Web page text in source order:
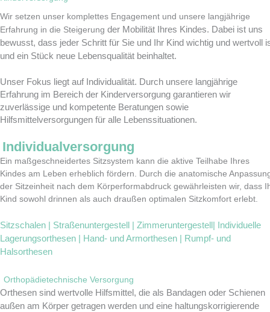
Wir setzen unser komplettes Engagement und unsere langjährige
Erfahrung in die Steigerung der Mobilität Ihres Kindes. Dabei ist uns
bewusst, dass jeder Schritt für Sie und Ihr Kind wichtig und wertvoll
und ein Stück neue Lebensqualität beinhaltet.
Unser Fokus liegt auf Individualität. Durch unsere langjährige
Erfahrung im Bereich der Kinderversorgung garantieren wir
zuverlässige und kompetente Beratungen sowie
Hilfsmittelversorgungen für alle Lebenssituationen.
Individualversorgung
Ein maßgeschneidertes Sitzsystem kann die aktive Teilhabe Ihres
Kindes am Leben erheblich fördern. Durch die anatomische
der Sitzeinheit nach dem Körperformabdruck gewährleisten wir, dass
Kind sowohl drinnen als auch draußen optimalen Sitzkomfort erlebt.
Sitzschalen | Straßenuntergestell | Zimmeruntergestell| Individuelle
Lagerungsorthesen | Hand- und Armorthesen | Rumpf- und
Halsorthesen
Orthopädietechnische Versorgung
Orthesen sind wertvolle Hilfsmittel, die als Bandagen oder Schienen
außen am Körper getragen werden und eine haltungskorrigierende